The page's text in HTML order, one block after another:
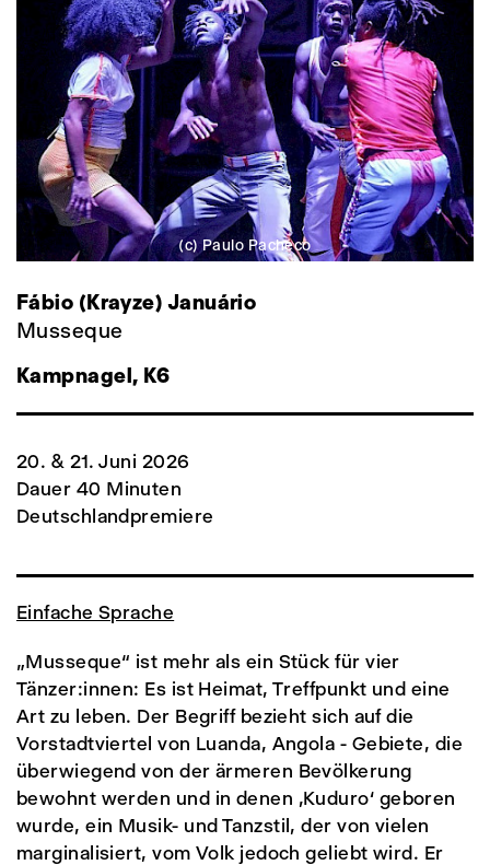
(c) Paulo Pacheco
Fábio (Krayze) Januário
Musseque
Kampnagel, K6
20. & 21. Juni 2026
Dauer 40 Minuten
Deutschlandpremiere
Einfache Sprache
„Musseque“ ist mehr als ein Stück für vier
Tänzer:innen: Es ist Heimat, Treffpunkt und eine
Art zu leben. Der Begriff bezieht sich auf die
Vorstadtviertel von Luanda, Angola - Gebiete, die
überwiegend von der ärmeren Bevölkerung
bewohnt werden und in denen ‚Kuduro‘ geboren
wurde, ein Musik- und Tanzstil, der von vielen
marginalisiert, vom Volk jedoch geliebt wird. Er